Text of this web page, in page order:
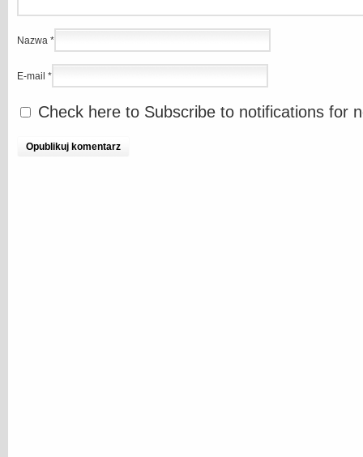
Nazwa *
E-mail *
Check here to Subscribe to notifications for